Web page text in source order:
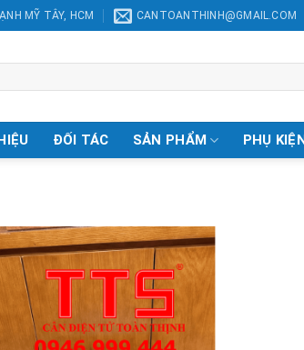
MỸ TÂY, HCM CANTOANTHINH@GMAIL.COM
ĐỐI TÁC SẢN PHẨM PHỤ